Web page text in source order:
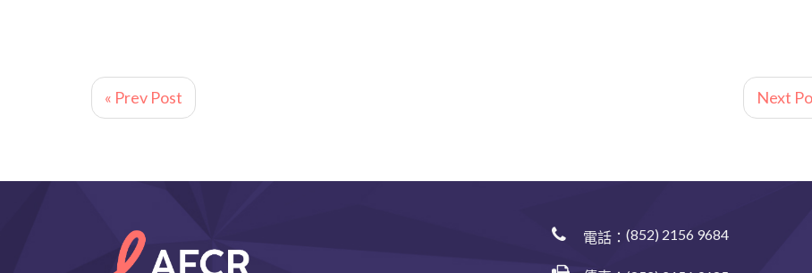
« Prev Post Next
電話：(852) 2156 9684